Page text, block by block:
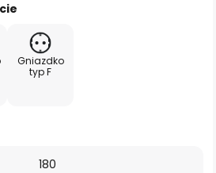
Gniazdko
typ F
180